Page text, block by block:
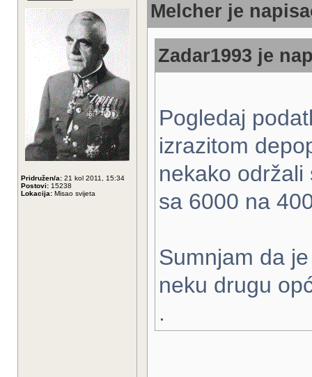
Pridružen/a: 21 kol 2011, 15:34
Postovi: 15238
Lokacija: Misao svijeta
Melcher je
Zadar1993 je
Pogledaj
izrazitom
nekako
sa 6000 na
Sumnjam da
neku drugu
.